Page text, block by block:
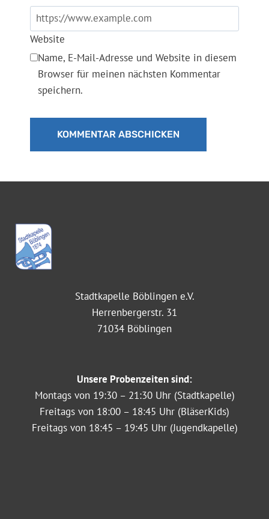
Website
Name, E-Mail-Adresse und Website in diesem
Browser für meinen nächsten Kommentar
speichern.
Stadtkapelle Böblingen e.V.
Herrenbergerstr. 31
71034 Böblingen
Unsere Probenzeiten sind:
Montags von 19:30 – 21:30 Uhr (Stadtkapelle)
Freitags von 18:00 – 18:45 Uhr (BläserKids)
Freitags von 18:45 – 19:45 Uhr (Jugendkapelle)